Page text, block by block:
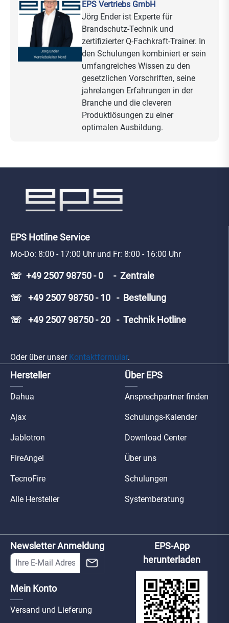
EPS Vertriebs GmbH
Jörg Ender ist Experte für
Brandschutz-Technik und
zertifizierter Q-Fachkraft-Trainer. In
den Schulungen kombiniert er sein
umfangreiches Wissen zu den
gesetzlichen Vorschriften, seine
jahrelangen Erfahrungen in der
Branche und die cleveren
Produktlösungen zu einer
optimalen Ausbildung.
EPS Hotline Service
Mo-Do: 8:00 - 17:00 Uhr und Fr: 8:00 - 16:00 Uhr
☏ +49 2507 98750 - 0 - Zentrale
☏ +49 2507 98750 - 10 - Bestellung
☏ +49 2507 98750 - 20 - Technik Hotline
Oder über unser Kontaktformular.
Hersteller
Dahua
Ajax
Jablotron
FireAngel
TecnoFire
Alle Hersteller
Über EPS
Ansprechpartner finden
Schulungs-Kalender
Download Center
Über uns
Schulungen
Systemberatung
Newsletter Anmeldung
Mein Konto
Versand und Lieferung
EPS-App
herunterladen